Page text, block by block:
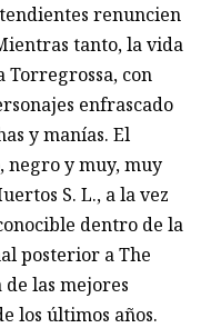
renuncien
tanto, la vida
Torregrossa, con
enfrascado
y manías. El
negro y muy, muy
S. L., a la vez
dentro de la
posterior a The
las mejores
los últimos años.